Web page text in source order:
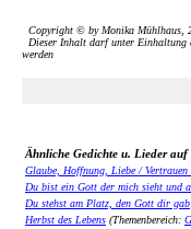
Copyright © by Monika Mühlhaus,
Dieser Inhalt darf unter Einhaltung
werden
Ähnliche Gedichte u. Lieder auf
Glaube, Hoffnung, Liebe /
Du bist ein Gott der mich sieht und
Du stehst am Platz, den Gott dir gab
Herbst des Lebens (Themenbereich: